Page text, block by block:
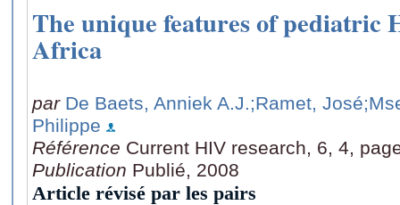
The unique features of pediatric
Africa
par De Baets, Anniek A.J.;Ramet, José
Philippe
Référence Current HIV research, 6, 4,
Publication Publié, 2008
Article révisé par les pairs